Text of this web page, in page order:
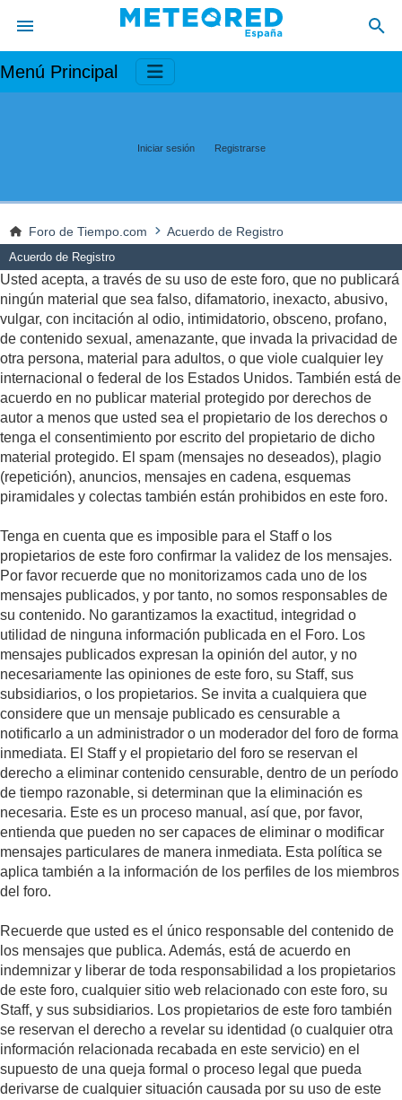
Menú Principal
Iniciar sesión Registrarse
Foro de Tiempo.com Acuerdo de Registro
Acuerdo de Registro
Usted acepta, a través de su uso de este foro, que no publicará
ningún material que sea falso, difamatorio, inexacto, abusivo,
vulgar, con incitación al odio, intimidatorio, obsceno, profano,
de contenido sexual, amenazante, que invada la privacidad de
otra persona, material para adultos, o que viole cualquier ley
internacional o federal de los Estados Unidos. También está de
acuerdo en no publicar material protegido por derechos de
autor a menos que usted sea el propietario de los derechos o
tenga el consentimiento por escrito del propietario de dicho
material protegido. El spam (mensajes no deseados), plagio
(repetición), anuncios, mensajes en cadena, esquemas
piramidales y colectas también están prohibidos en este foro.
Tenga en cuenta que es imposible para el Staff o los
propietarios de este foro confirmar la validez de los mensajes.
Por favor recuerde que no monitorizamos cada uno de los
mensajes publicados, y por tanto, no somos responsables de
su contenido. No garantizamos la exactitud, integridad o
utilidad de ninguna información publicada en el Foro. Los
mensajes publicados expresan la opinión del autor, y no
necesariamente las opiniones de este foro, su Staff, sus
subsidiarios, o los propietarios. Se invita a cualquiera que
considere que un mensaje publicado es censurable a
notificarlo a un administrador o un moderador del foro de forma
inmediata. El Staff y el propietario del foro se reservan el
derecho a eliminar contenido censurable, dentro de un período
de tiempo razonable, si determinan que la eliminación es
necesaria. Este es un proceso manual, así que, por favor,
entienda que pueden no ser capaces de eliminar o modificar
mensajes particulares de manera inmediata. Esta política se
aplica también a la información de los perfiles de los miembros
del foro.
Recuerde que usted es el único responsable del contenido de
los mensajes que publica. Además, está de acuerdo en
indemnizar y liberar de toda responsabilidad a los propietarios
de este foro, cualquier sitio web relacionado con este foro, su
Staff, y sus subsidiarios. Los propietarios de este foro también
se reservan el derecho a revelar su identidad (o cualquier otra
información relacionada recabada en este servicio) en el
supuesto de una queja formal o proceso legal que pueda
derivarse de cualquier situación causada por su uso de este